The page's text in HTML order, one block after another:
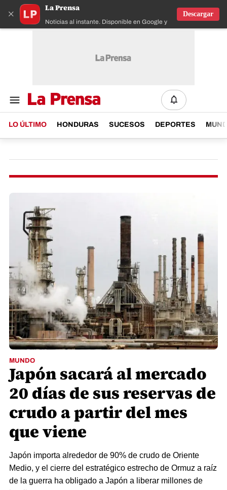
×
La Prensa
Noticias al instante. Disponible en Google y IOS
Descargar
LO ÚLTIMO HONDURAS SUCESOS DEPORTES
MUNDO
Japón sacará al mercado
20 días de sus reservas de
crudo a partir del mes
que viene
Japón importa alrededor de 90% de crudo de Oriente
Medio, y el cierre del estratégico estrecho de Ormuz a raíz
de la guerra ha obligado a Japón a liberar millones de